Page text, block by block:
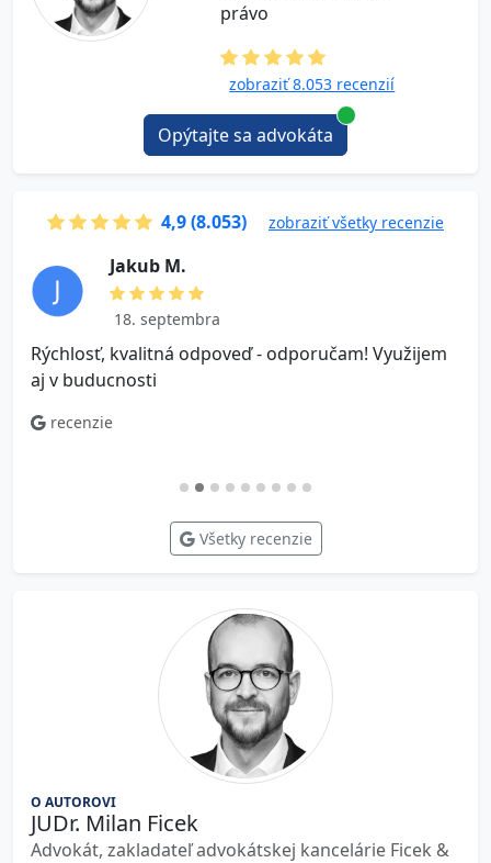
právo
zobraziť 8.053 recenzií
Opýtajte sa advokáta
4,9 (8.053) zobraziť všetky recenzie
J a k u b M .
18. septembra
Rýchlosť, kvalitná odpoveď - odporučam! Využijem
aj v buducnosti
recenzie
Všetky recenzie
O AUTOROVI
JUDr. Milan Ficek
Advokát, zakladateľ advokátskej kancelárie Ficek &